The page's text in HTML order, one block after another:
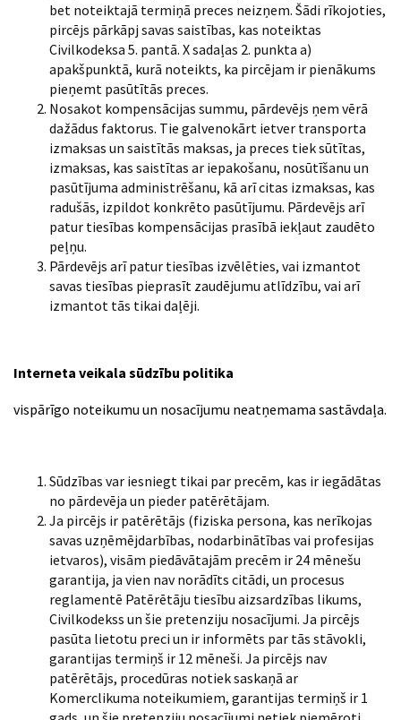
bet noteiktajā termiņā preces neizņem. Šādi rīkojoties,
pircējs pārkāpj savas saistības, kas noteiktas
Civilkodeksa 5. pantā. X sadaļas 2. punkta a)
apakšpunktā, kurā noteikts, ka pircējam ir pienākums
pieņemt pasūtītās preces.
Nosakot kompensācijas summu, pārdevējs ņem vērā
dažādus faktorus. Tie galvenokārt ietver transporta
izmaksas un saistītās maksas, ja preces tiek sūtītas,
izmaksas, kas saistītas ar iepakošanu, nosūtīšanu un
pasūtījuma administrēšanu, kā arī citas izmaksas, kas
radušās, izpildot konkrēto pasūtījumu. Pārdevējs arī
patur tiesības kompensācijas prasībā iekļaut zaudēto
peļņu.
Pārdevējs arī patur tiesības izvēlēties, vai izmantot
savas tiesības pieprasīt zaudējumu atlīdzību, vai arī
izmantot tās tikai daļēji.
Interneta veikala sūdzību politika
vispārīgo noteikumu un nosacījumu neatņemama sastāvdaļa.
Sūdzības var iesniegt tikai par precēm, kas ir iegādātas
no pārdevēja un pieder patērētājam.
Ja pircējs ir patērētājs (fiziska persona, kas nerīkojas
savas uzņēmējdarbības, nodarbinātības vai profesijas
ietvaros), visām piedāvātajām precēm ir 24 mēnešu
garantija, ja vien nav norādīts citādi, un procesus
reglamentē Patērētāju tiesību aizsardzības likums,
Civilkodekss un šie pretenziju nosacījumi. Ja pircējs
pasūta lietotu preci un ir informēts par tās stāvokli,
garantijas termiņš ir 12 mēneši. Ja pircējs nav
patērētājs, procedūras notiek saskaņā ar
Komerclikuma noteikumiem, garantijas termiņš ir 1